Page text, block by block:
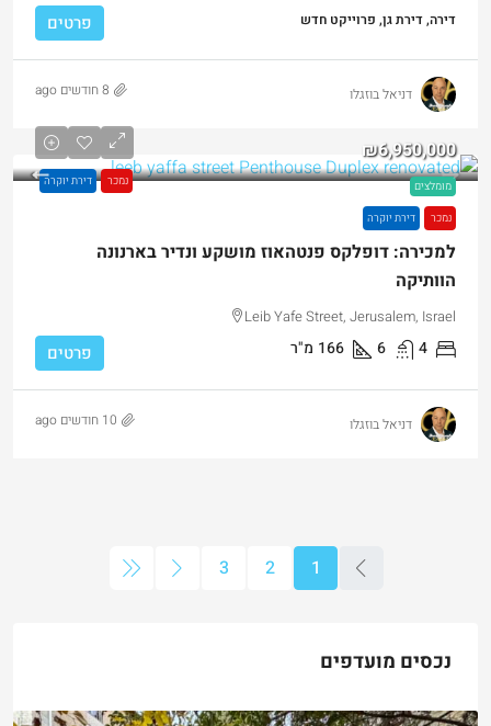
דירה, דירת גן, פרוייקט חדש פרטים
דניאל בוזגלו 8 חודשים ago
מומלצים נמכר דירת יוקרה
₪6,950,000
נמכר דירת יוקרה
למכירה: דופלקס פנטהאוז מושקע ונדיר בארנונה
הוותיקה
Leib Yafe Street, Jerusalem, Israel
4
6
166 מ"ר פרטים
דניאל בוזגלו 10 חודשים ago
1
2
3
נכסים מועדפים